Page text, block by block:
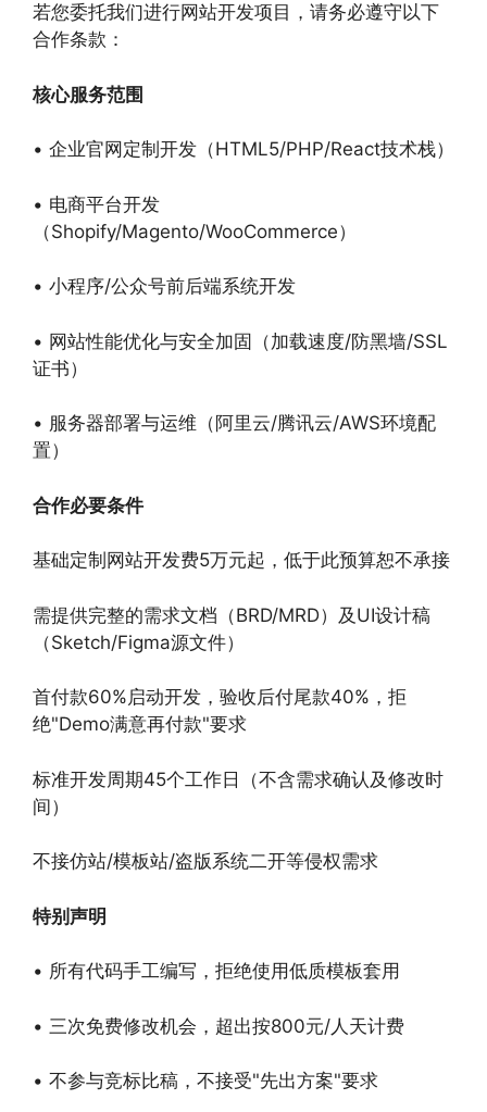
若您委托我们进行网站开发项目，请务必遵守以下
合作条款：
核心服务范围
• 企业官网定制开发（HTML5/PHP/React技术栈）
• 电商平台开发
（Shopify/Magento/WooCommerce）
• 小程序/公众号前后端系统开发
• 网站性能优化与安全加固（加载速度/防黑墙/SSL
证书）
• 服务器部署与运维（阿里云/腾讯云/AWS环境配
置）
合作必要条件
基础定制网站开发费5万元起，低于此预算恕不承接
需提供完整的需求文档（BRD/MRD）及UI设计稿
（Sketch/Figma源文件）
首付款60%启动开发，验收后付尾款40%，拒
绝"Demo满意再付款"要求
标准开发周期45个工作日（不含需求确认及修改时
间）
不接仿站/模板站/盗版系统二开等侵权需求
特别声明
• 所有代码手工编写，拒绝使用低质模板套用
• 三次免费修改机会，超出按800元/人天计费
• 不参与竞标比稿，不接受"先出方案"要求